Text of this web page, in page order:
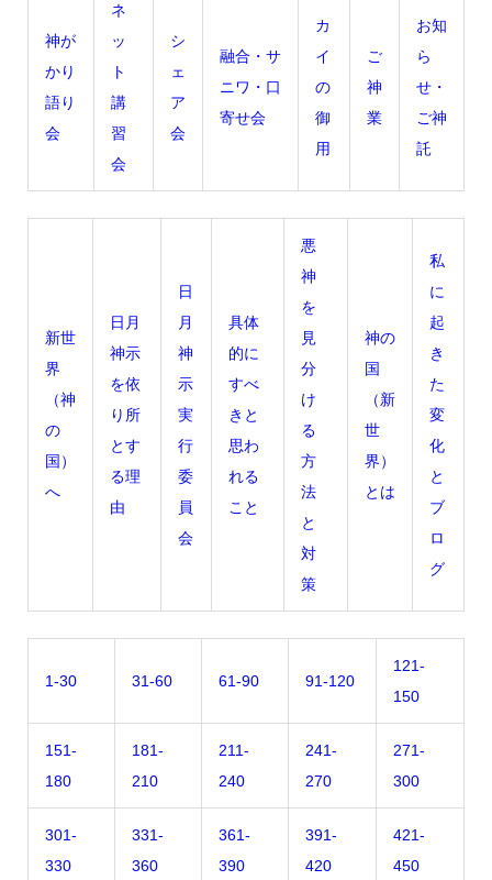
神が
かり
語り
会
ネ
ッ
ト
講
習
会
シ
ェ
ア
会
融合・サ
ニワ・口
寄せ会
カ
イ
の
御
用
ご
神
業
お知
ら
せ・
ご神
託
新世
界
（神
の
国）
へ
日月
神示
を依
り所
とす
る理
由
日
月
神
示
実
行
委
員
会
具体
的に
すべ
きと
思わ
れる
こと
悪
神
を
見
分
け
る
方
法
と
対
策
神の
国
（新
世
界）
とは
私
に
起
き
た
変
化
と
ブ
ロ
グ
1-30 31-60 61-90 91-120
121-
150
151-
180
181-
210
211-
240
241-
270
271-
300
301-
330
331-
360
361-
390
391-
420
421-
450